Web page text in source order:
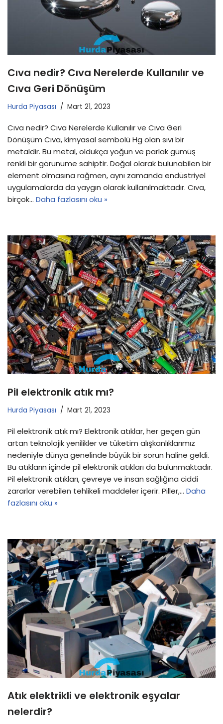
Cıva nedir? Cıva Nerelerde Kullanılır ve
Cıva Geri Dönüşüm
Hurda Piyasası Mart 21, 2023
Cıva nedir? Cıva Nerelerde Kullanılır ve Cıva Geri
Dönüşüm Cıva, kimyasal sembolü Hg olan sıvı bir
metaldir. Bu metal, oldukça yoğun ve parlak gümüş
renkli bir görünüme sahiptir. Doğal olarak bulunabilen bir
element olmasına rağmen, aynı zamanda endüstriyel
uygulamalarda da yaygın olarak kullanılmaktadır. Cıva,
birçok… Daha fazlasını oku »
Pil elektronik atık mı?
Hurda Piyasası Mart 21, 2023
Pil elektronik atık mı? Elektronik atıklar, her geçen gün
artan teknolojik yenilikler ve tüketim alışkanlıklarımız
nedeniyle dünya genelinde büyük bir sorun haline geldi.
Bu atıkların içinde pil elektronik atıkları da bulunmaktadır.
Pil elektronik atıkları, çevreye ve insan sağlığına ciddi
zararlar verebilen tehlikeli maddeler içerir. Piller,… Daha
fazlasını oku »
Atık elektrikli ve elektronik eşyalar
nelerdir?